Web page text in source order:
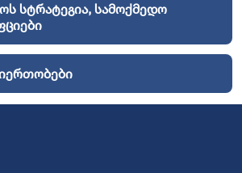
სტრატეგია, სამოქმედო